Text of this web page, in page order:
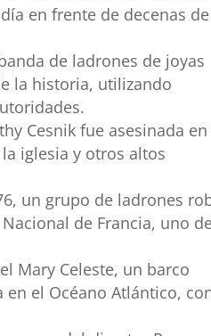
en frente de decenas de
de ladrones de joyas
la historia, utilizando
Cesnik fue asesinada en
iglesia y otros altos
un grupo de ladrones
de Francia, uno
Mary Celeste, un barco
el Océano Atlántico,